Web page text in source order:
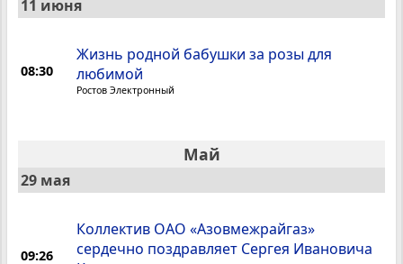
11 июня
08:30
Жизнь родной бабушки за розы для
любимой
Ростов Электронный
Май
29 мая
09:26
Коллектив ОАО «Азовмежрайгаз»
сердечно поздравляет Сергея Ивановича